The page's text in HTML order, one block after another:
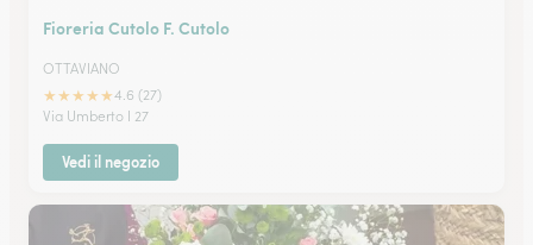
Fioreria Cutolo F. Cutolo
OTTAVIANO
★★★★★4.6 (27)
Via Umberto I 27
Vedi il negozio